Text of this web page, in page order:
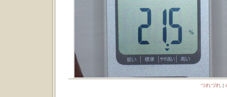
つれづれ |